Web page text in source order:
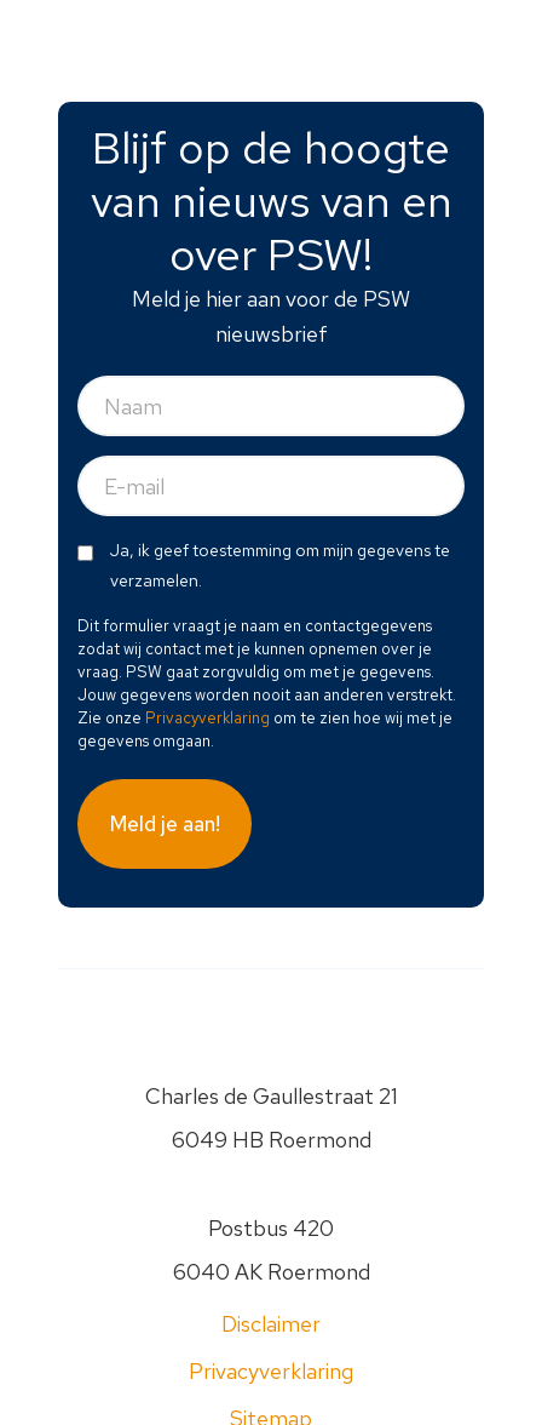
Blijf op de hoogte
van nieuws van en
over PSW!
Meld je hier aan voor de PSW
nieuwsbrief
Naam
(Vereist)
E-
mail
(Vereist)
Dit
formulier
je
naam
en
contactgegevens
zodat
wij
contact
met
zorgvuldig
Ja, ik geef toestemming om mijn gegevens te
verzamelen.
Dit formulier vraagt je naam en contactgegevens
zodat wij contact met je kunnen opnemen over je
vraag. PSW gaat zorgvuldig om met je gegevens.
Jouw gegevens worden nooit aan anderen verstrekt.
Zie onze Privacyverklaring om te zien hoe wij met je
gegevens omgaan.
Charles de Gaullestraat 21
6049 HB Roermond
Postbus 420
6040 AK Roermond
Disclaimer
Privacyverklaring
Sitemap